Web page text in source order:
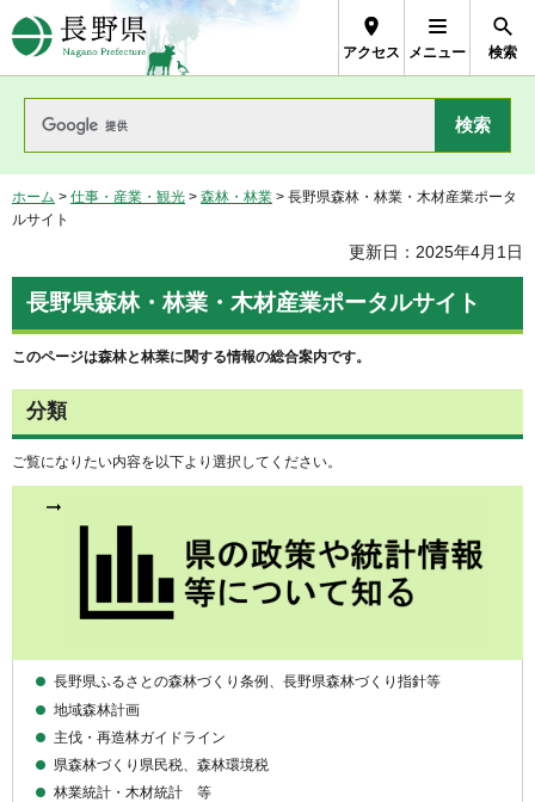
長野県Nagano Prefecture
アクセス メニュー 検索
ホーム > 仕事・産業・観光 > 森林・林業 > 長野県森林・林業・木材産業ポータ
ルサイト
更新日：2025年4月1日
長野県森林・林業・木材産業ポータルサイト
このページは森林と林業に関する情報の総合案内です。
分類
ご覧になりたい内容を以下より選択してください。
長野県ふるさとの森林づくり条例、長野県森林づくり指針等
地域森林計画
主伐・再造林ガイドライン
県森林づくり県民税、森林環境税
林業統計・木材統計 等